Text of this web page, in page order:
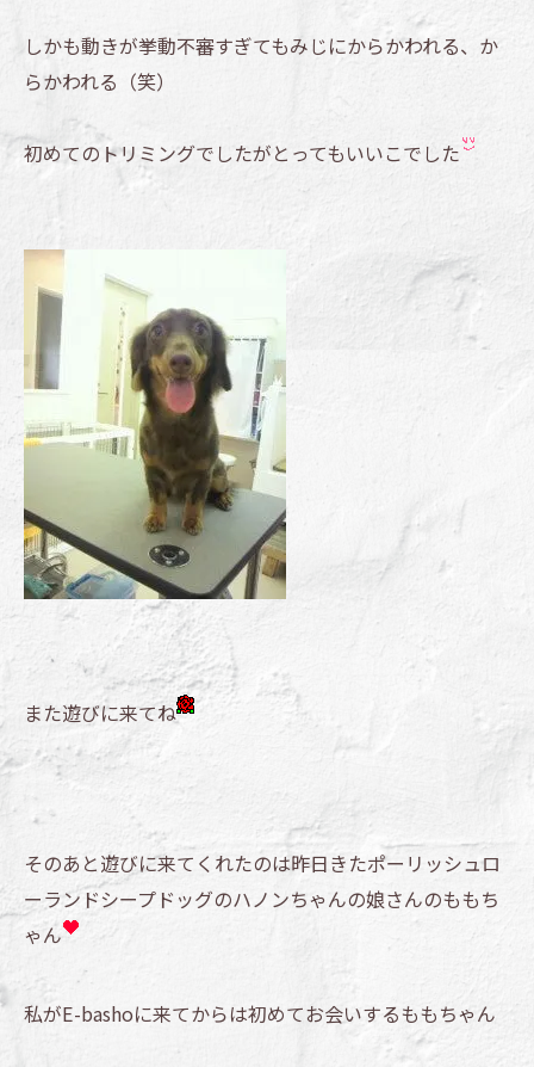
しかも動きが挙動不審すぎてもみじにからかわれる、か
らかわれる（笑）
初めてのトリミングでしたがとってもいいこでした
また遊びに来てね
そのあと遊びに来てくれたのは昨日きたポーリッシュロ
ーランドシープドッグのハノンちゃんの娘さんのももち
ゃん
私がE-bashoに来てからは初めてお会いするももちゃん